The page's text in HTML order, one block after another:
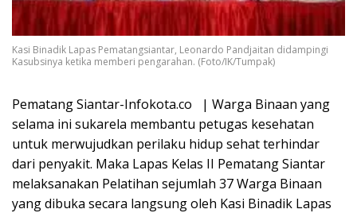
Kasi Binadik Lapas Pematangsiantar, Leonardo Pandjaitan didampingi
Kasubsinya ketika memberi pengarahan. (Foto/IK/Tumpak)
Pematang Siantar-Infokota.co | Warga Binaan yang
selama ini sukarela membantu petugas kesehatan
untuk merwujudkan perilaku hidup sehat terhindar
dari penyakit. Maka Lapas Kelas II Pematang Siantar
melaksanakan Pelatihan sejumlah 37 Warga Binaan
yang dibuka secara langsung oleh Kasi Binadik Lapas